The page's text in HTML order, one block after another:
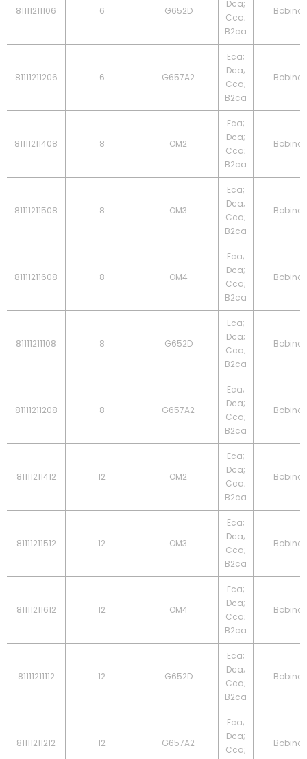
81111211106 6 G652D
Dca;
Cca;
B2ca
Bobina
81111211206 6 G657A2
Eca;
Dca;
Cca;
B2ca
Bobina
81111211408 8 OM2
Eca;
Dca;
Cca;
B2ca
Bobina
81111211508 8 OM3
Eca;
Dca;
Cca;
B2ca
Bobina
81111211608 8 OM4
Eca;
Dca;
Cca;
B2ca
Bobina
81111211108 8 G652D
Eca;
Dca;
Cca;
B2ca
Bobina
81111211208 8 G657A2
Eca;
Dca;
Cca;
B2ca
Bobina
81111211412 12 OM2
Eca;
Dca;
Cca;
B2ca
Bobina
81111211512 12 OM3
Eca;
Dca;
Cca;
B2ca
Bobina
81111211612 12 OM4
Eca;
Dca;
Cca;
B2ca
Bobina
81111211112 12 G652D
Eca;
Dca;
Cca;
B2ca
Bobina
81111211212 12 G657A2
Eca;
Dca;
Cca;
Bobina